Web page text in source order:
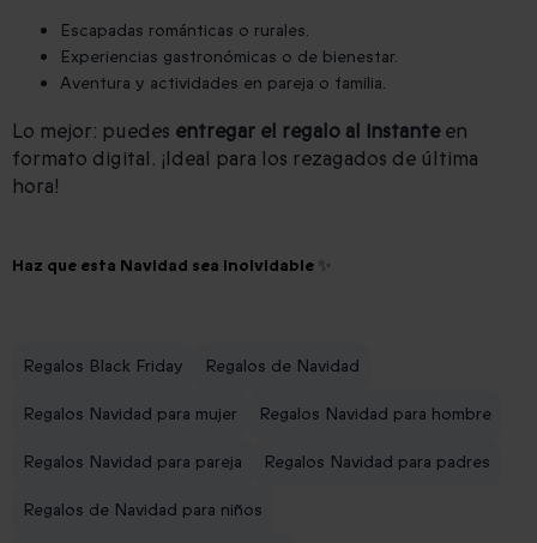
Escapadas románticas o rurales.
Experiencias gastronómicas o de bienestar.
Aventura y actividades en pareja o familia.
Lo mejor: puedes entregar el regalo al instanteen
formato digital. ¡Ideal para los rezagados de última
hora!
Haz que esta Navidad sea inolvidable ✨
Regalos Black Friday Regalos de Navidad
Regalos Navidad para mujer Regalos Navidad para hombre
Regalos Navidad para pareja Regalos Navidad para padres
Regalos de Navidad para niños